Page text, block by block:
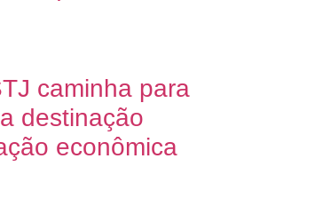
caminha para
destinação
econômica